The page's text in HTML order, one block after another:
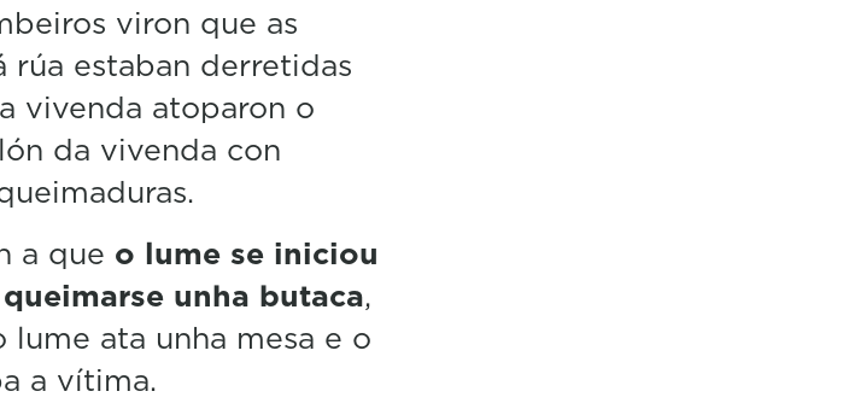
c
n
s
V
o
l
u
e
5
0
viron que as
rúa estaban derretidas
vivenda atoparon o
da vivenda con
a que o lume se iniciou
unha butaca,
lume ata unha mesa e o
a vítima.